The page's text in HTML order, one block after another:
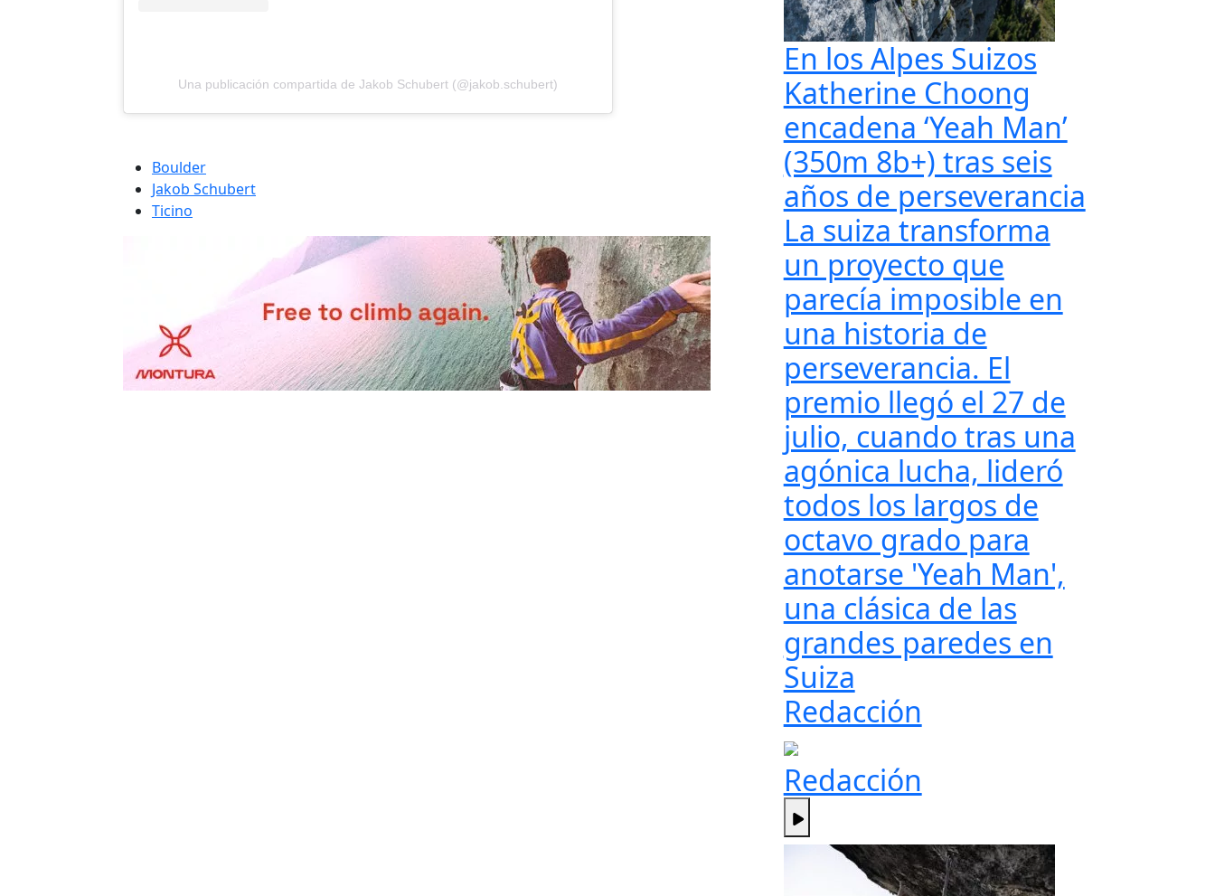
Una publicación compartida de Jakob Schubert (@jakob.schubert)
Boulder
Jakob Schubert
Ticino
En los Alpes Suizos
Katherine Choong
encadena ‘Yeah Man’
(350m 8b+) tras seis
años de perseverancia
La suiza transforma
un proyecto que
parecía imposible en
una historia de
perseverancia. El
premio llegó el 27 de
julio, cuando tras una
agónica lucha, lideró
todos los largos de
octavo grado para
anotarse 'Yeah Man',
una clásica de las
grandes paredes en
Suiza
Redacción
Redacción